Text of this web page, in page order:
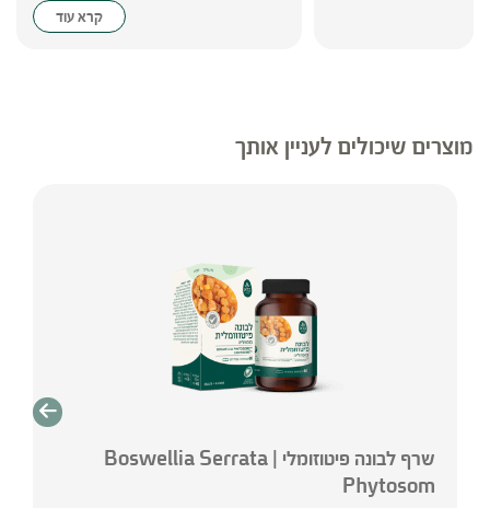
קרא עוד
מוצרים שיכולים לעניין אותך
שרף לבונה פיטוזומלי | Boswellia Serrata
Phytosom